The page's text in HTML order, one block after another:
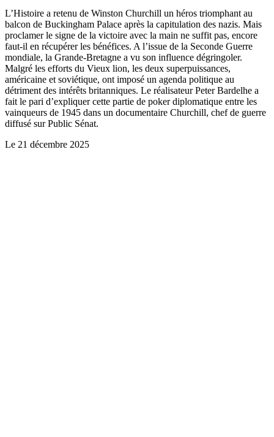
L’Histoire a retenu de Winston Churchill un héros triomphant au
balcon de Buckingham Palace après la capitulation des nazis. Mais
proclamer le signe de la victoire avec la main ne suffit pas, encore
faut-il en récupérer les bénéfices. A l’issue de la Seconde Guerre
mondiale, la Grande-Bretagne a vu son influence dégringoler.
Malgré les efforts du Vieux lion, les deux superpuissances,
américaine et soviétique, ont imposé un agenda politique au
détriment des intérêts britanniques. Le réalisateur Peter Bardelhe a
fait le pari d’expliquer cette partie de poker diplomatique entre les
vainqueurs de 1945 dans un documentaire Churchill, chef de guerre
diffusé sur Public Sénat.
Le 21 décembre 2025